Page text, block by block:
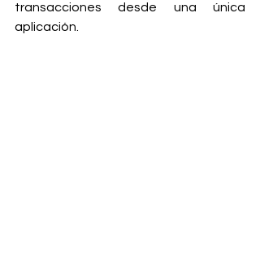
transacciones desde una única
aplicación.